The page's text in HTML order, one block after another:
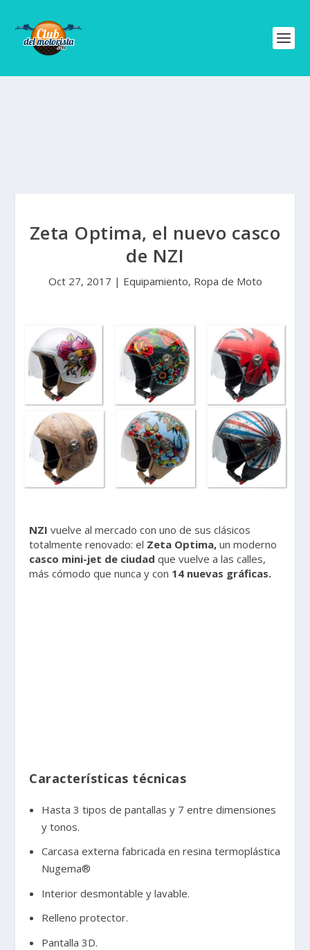
Zeta Optima, el nuevo casco
de NZI
Oct 27, 2017 | Equipamiento, Ropa de Moto
NZI vuelve al mercado con uno de sus clásicos
totalmente renovado: el Zeta Optima, un moderno
casco mini-jet de ciudad que vuelve a las calles,
más cómodo que nunca y con 14 nuevas gráficas.
Características técnicas
Hasta 3 tipos de pantallas y 7 entre dimensiones
y tonos.
Carcasa externa fabricada en resina termoplástica
Nugema®
Interior desmontable y lavable.
Relleno protector.
Pantalla 3D.